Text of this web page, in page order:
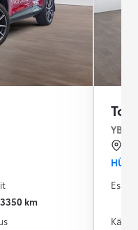
3350 km
YB1B